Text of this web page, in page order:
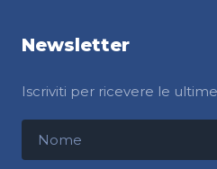
Newsletter
Iscriviti per ricevere le
Nome